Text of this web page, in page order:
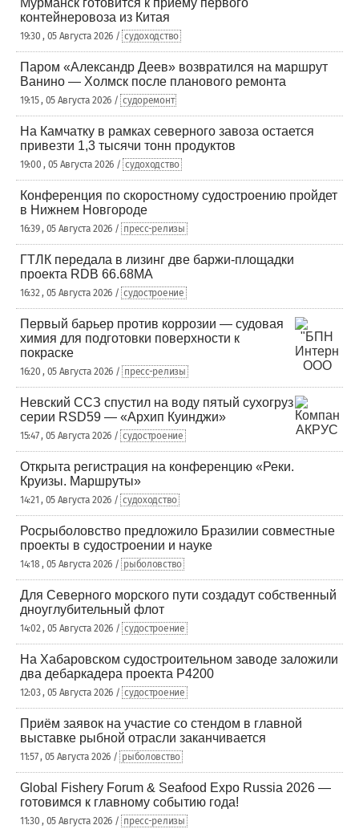
Мурманск готовится к приему первого
контейнеровоза из Китая
19:30 , 05 Августа 2026 / судоходство
Паром «Александр Деев» возвратился на маршрут
Ванино — Холмск после планового ремонта
19:15 , 05 Августа 2026 / судоремонт
На Камчатку в рамках северного завоза остается
привезти 1,3 тысячи тонн продуктов
19:00 , 05 Августа 2026 / судоходство
Конференция по скоростному судостроению пройдет
в Нижнем Новгороде
16:39 , 05 Августа 2026 / пресс-релизы
ГТЛК передала в лизинг две баржи-площадки
проекта RDB 66.68МА
16:32 , 05 Августа 2026 / судостроение
Первый барьер против коррозии — судовая
химия для подготовки поверхности к
покраске
16:20 , 05 Августа 2026 / пресс-релизы
Невский ССЗ спустил на воду пятый сухогруз
серии RSD59 — «Архип Куинджи»
15:47 , 05 Августа 2026 / судостроение
Открыта регистрация на конференцию «Реки.
Круизы. Маршруты»
14:21 , 05 Августа 2026 / судоходство
Росрыболовство предложило Бразилии совместные
проекты в судостроении и науке
14:18 , 05 Августа 2026 / рыболовство
Для Северного морского пути создадут собственный
дноуглубительный флот
14:02 , 05 Августа 2026 / судостроение
На Хабаровском судостроительном заводе заложили
два дебаркадера проекта Р4200
12:03 , 05 Августа 2026 / судостроение
Приём заявок на участие со стендом в главной
выставке рыбной отрасли заканчивается
11:57 , 05 Августа 2026 / рыболовство
Global Fishery Forum & Seafood Expo Russia 2026 —
готовимся к главному событию года!
11:30 , 05 Августа 2026 / пресс-релизы